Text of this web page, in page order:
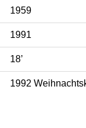
1959
1991
18’
1992